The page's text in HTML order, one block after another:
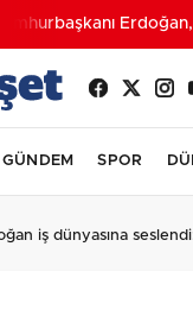
Erdoğan,
GÜNDEM SPOR
iş dünyasına